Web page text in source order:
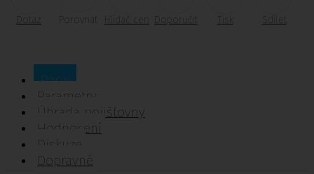
Dotaz Porovnat Doporučit Tisk Sdílet
Popis
Parametry
Úhrada pojišťovny
Hodnocení
Diskuze
Dopravné